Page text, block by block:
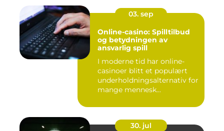
03. sep
Online-casino: Spilltilbud
og betydningen av
ansvarlig spill
I moderne tid har online-
casinoer blitt et populært
underholdningsalternativ for
mange mennesk...
30. jul